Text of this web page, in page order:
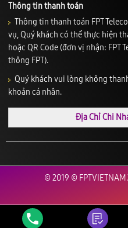
Thông tin thanh toán
Thông tin thanh toán FPT
vụ, Quý khách có thể thực hiện
hoặc QR Code (đơn vị nhận: FPT
thông FPT).
Quý khách vui lòng không
khoản cá nhân.
Địa Chỉ Chi
© 2019 ©